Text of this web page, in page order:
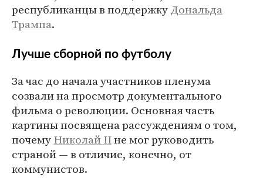
республиканцы в поддержкуДональда
Трампа.
Лучше сборной по футболу
За час до начала участников пленума
созвали на просмотр документального
фильма о революции. Основная часть
картины посвящена рассуждениям о том,
почемуНиколай IIне мог руководить
страной — в отличие, конечно, от
коммунистов.